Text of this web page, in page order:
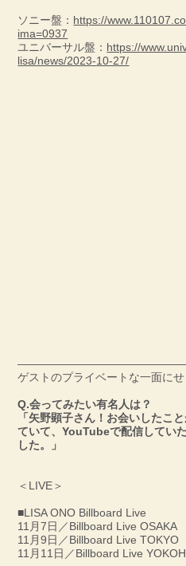
ソニー盤： https://
ima=0937
ユニバーサル盤： https://
lisa/news/2023-10-27/
ゲストのプライベートな一面にせ
Q.会ってみたい有名人は？
「矢野顕子さん！お会いしたこ
ていて、YouTubeで配信してい
した。」
＜LIVE＞
■LISA ONO Billboard Live
11月7日／Billboard Live OSAKA
11月9日／Billboard Live TOKYO
11月11日／Billboard Live